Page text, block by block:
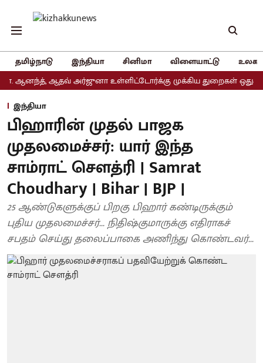
தமிழ்நாடு இந்தியா சினிமா விளையாட்டு
ஆதவ் அர்ஜுனா உள்ளிட்டோர்க்கு முக்கிய துறைகள் ஒதுக்கீடு
இந்தியா
பிஹாரின் முதல் பாஜக
முதலமைச்சர்: யார் இந்த
சாம்ராட் சௌத்ரி | Samrat
Choudhary | Bihar | BJP |
25 ஆண்டுகளுக்குப் பிறகு பிஹார் கண்டிருக்கும்
புதிய முதலமைச்சர்... நிதிஷ்குமாருக்கு எதிராகச்
சபதம் செய்து தலைப்பாகை அணிந்து கொண்டவர்...